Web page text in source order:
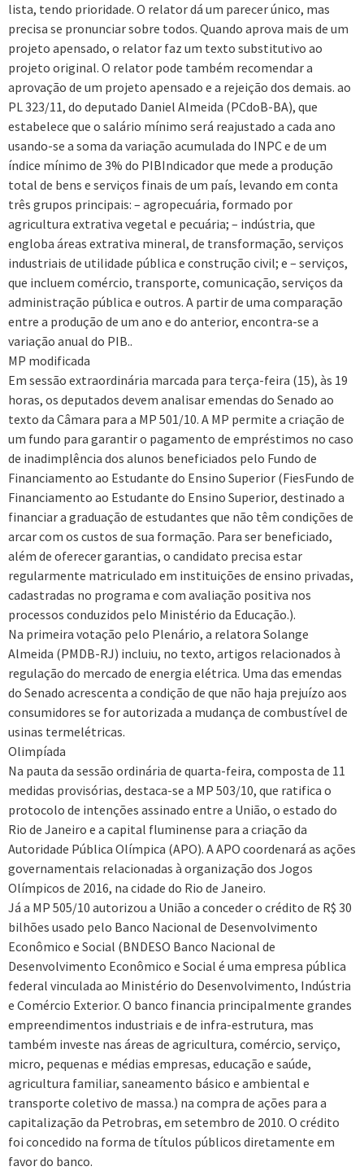
lista, tendo prioridade. O relator dá um parecer único, mas
precisa se pronunciar sobre todos. Quando aprova mais de um
projeto apensado, o relator faz um texto substitutivo ao
projeto original. O relator pode também recomendar a
aprovação de um projeto apensado e a rejeição dos demais. ao
PL 323/11, do deputado Daniel Almeida (PCdoB-BA), que
estabelece que o salário mínimo será reajustado a cada ano
usando-se a soma da variação acumulada do INPC e de um
índice mínimo de 3% do PIBIndicador que mede a produção
total de bens e serviços finais de um país, levando em conta
três grupos principais: – agropecuária, formado por
agricultura extrativa vegetal e pecuária; – indústria, que
engloba áreas extrativa mineral, de transformação, serviços
industriais de utilidade pública e construção civil; e – serviços,
que incluem comércio, transporte, comunicação, serviços da
administração pública e outros. A partir de uma comparação
entre a produção de um ano e do anterior, encontra-se a
variação anual do PIB..
MP modificada
Em sessão extraordinária marcada para terça-feira (15), às 19
horas, os deputados devem analisar emendas do Senado ao
texto da Câmara para a MP 501/10. A MP permite a criação de
um fundo para garantir o pagamento de empréstimos no caso
de inadimplência dos alunos beneficiados pelo Fundo de
Financiamento ao Estudante do Ensino Superior (FiesFundo de
Financiamento ao Estudante do Ensino Superior, destinado a
financiar a graduação de estudantes que não têm condições de
arcar com os custos de sua formação. Para ser beneficiado,
além de oferecer garantias, o candidato precisa estar
regularmente matriculado em instituições de ensino privadas,
cadastradas no programa e com avaliação positiva nos
processos conduzidos pelo Ministério da Educação.).
Na primeira votação pelo Plenário, a relatora Solange
Almeida (PMDB-RJ) incluiu, no texto, artigos relacionados à
regulação do mercado de energia elétrica. Uma das emendas
do Senado acrescenta a condição de que não haja prejuízo aos
consumidores se for autorizada a mudança de combustível de
usinas termelétricas.
Olimpíada
Na pauta da sessão ordinária de quarta-feira, composta de 11
medidas provisórias, destaca-se a MP 503/10, que ratifica o
protocolo de intenções assinado entre a União, o estado do
Rio de Janeiro e a capital fluminense para a criação da
Autoridade Pública Olímpica (APO). A APO coordenará as ações
governamentais relacionadas à organização dos Jogos
Olímpicos de 2016, na cidade do Rio de Janeiro.
Já a MP 505/10 autorizou a União a conceder o crédito de R$ 30
bilhões usado pelo Banco Nacional de Desenvolvimento
Econômico e Social (BNDESO Banco Nacional de
Desenvolvimento Econômico e Social é uma empresa pública
federal vinculada ao Ministério do Desenvolvimento, Indústria
e Comércio Exterior. O banco financia principalmente grandes
empreendimentos industriais e de infra-estrutura, mas
também investe nas áreas de agricultura, comércio, serviço,
micro, pequenas e médias empresas, educação e saúde,
agricultura familiar, saneamento básico e ambiental e
transporte coletivo de massa.) na compra de ações para a
capitalização da Petrobras, em setembro de 2010. O crédito
foi concedido na forma de títulos públicos diretamente em
favor do banco.